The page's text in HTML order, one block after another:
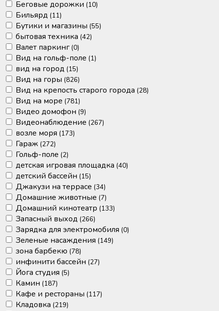
Беговые дорожки (10)
Бильярд (11)
Бутики и магазины (55)
бытовая техника (42)
Валет паркинг(0)
Вид на гольф-поле (1)
вид на город (15)
Вид на горы (826)
Вид на крепость старого города (28)
Вид на море (781)
Видео домофон (9)
Видеонаблюдение (267)
возле моря (173)
Гараж (272)
Гольф-поле (2)
детская игровая площадка (40)
детский бассейн (15)
Джакузи на террасе (34)
Домашние животные (7)
Домашний кинотеатр (133)
Запасный выход (266)
Зарядка для электромобиля (0)
Зеленые насаждения (149)
зона барбекю (78)
инфинити бассейн (27)
Йога студия (5)
Камин (187)
Кафе и рестораны (117)
Кладовка (219)